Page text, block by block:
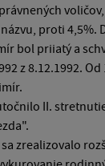
proti 4,5%.
bol priiatý a
z 8.12.1992.
II.
sa zrealizovalo